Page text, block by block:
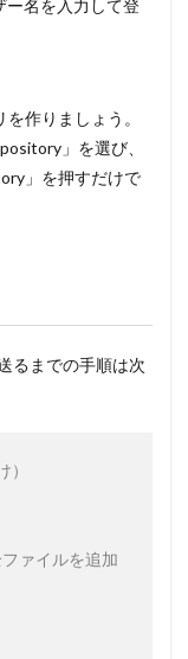
ー名を入力して登
作りましょう。
」を選び、
」を押すだけで
るまでの手順は次
ァイルを追加